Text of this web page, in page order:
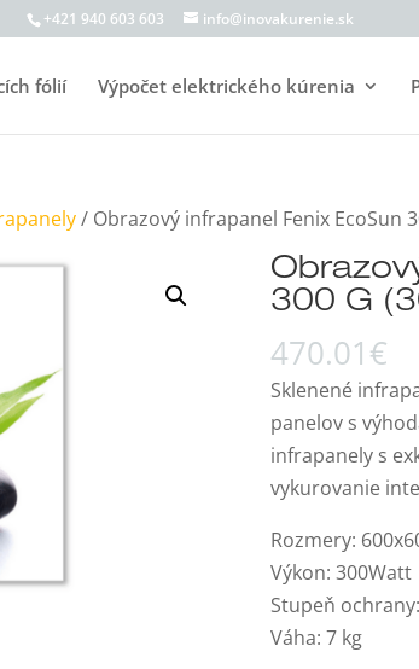
+421 940 603 603 info@inovakurenie.sk
fólií Výpočet elektrického kúrenia
/ Obrazový infrapanel Fenix EcoSun
300 G
470.01€
Sklenené
panelov s
infrapanely s
vykurovanie
Rozmery:
Výkon: 300Watt
Stupeň
Váha: 7 kg